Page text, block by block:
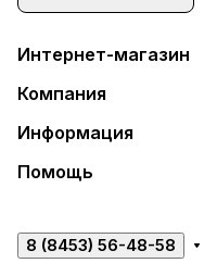
Интернет-магазин
Компания
Информация
Помощь
8 (8453) 56-48-58